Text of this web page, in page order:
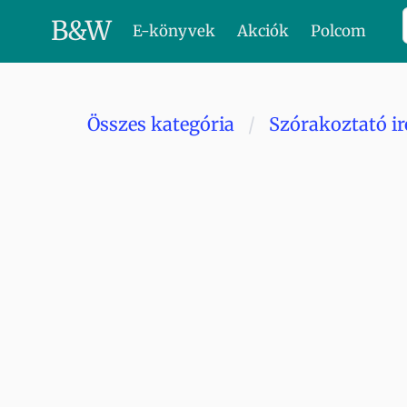
B&W E-könyvek Akciók Polcom
Összes kategória Szórakoztató